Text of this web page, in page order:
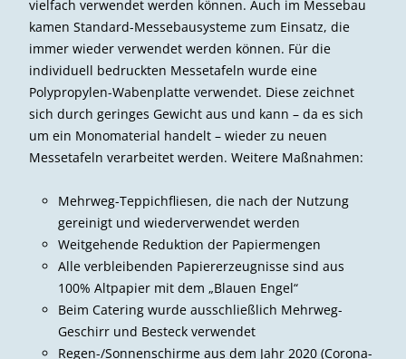
vielfach verwendet werden können. Auch im Messebau
kamen Standard-Messebausysteme zum Einsatz, die
immer wieder verwendet werden können. Für die
individuell bedruckten Messetafeln wurde eine
Polypropylen-Wabenplatte verwendet. Diese zeichnet
sich durch geringes Gewicht aus und kann – da es sich
um ein Monomaterial handelt – wieder zu neuen
Messetafeln verarbeitet werden. Weitere Maßnahmen:
Mehrweg-Teppichfliesen, die nach der Nutzung
gereinigt und wiederverwendet werden
Weitgehende Reduktion der Papiermengen
Alle verbleibenden Papiererzeugnisse sind aus
100% Altpapier mit dem „Blauen Engel“
Beim Catering wurde ausschließlich Mehrweg-
Geschirr und Besteck verwendet
Regen-/Sonnenschirme aus dem Jahr 2020 (Corona-